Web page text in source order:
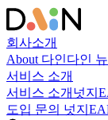
회사소개
About 다인다인
서비스 소개
서비스 소개 넛지
도입 문의 넛지